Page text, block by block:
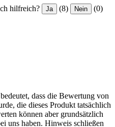
hilfreich? Ja (8) Nein (0)
dass die Bewertung von
die dieses Produkt tatsächlich
können aber grundsätzlich
uns haben. Hinweis schließen